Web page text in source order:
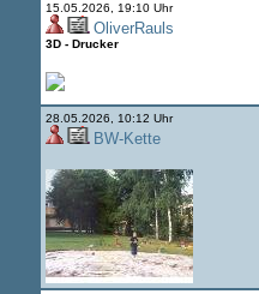
15.05.2026, 19:10 Uhr
OliverRauls
3D - Drucker
28.05.2026, 10:12 Uhr
BW-Kette